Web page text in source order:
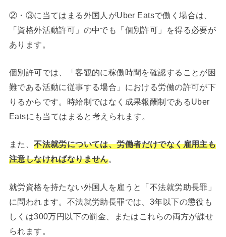
②・③に当てはまる外国人がUber Eatsで働く場合は、
「資格外活動許可」の中でも「個別許可」を得る必要が
あります。
個別許可では、「客観的に稼働時間を確認することが困
難である活動に従事する場合」における労働の許可が下
りるからです。時給制ではなく成果報酬制であるUber
Eatsにも当てはまると考えられます。
また、不法就労については、労働者だけでなく雇用主も
注意しなければなりません。
就労資格を持たない外国人を雇うと「不法就労助長罪」
に問われます。不法就労助長罪では、3年以下の懲役も
しくは300万円以下の罰金、またはこれらの両方が課せ
られます。